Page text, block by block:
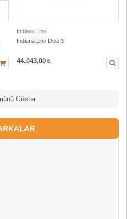
Indiana Line
Indiana Line Diva 3
44.043,00
Göster